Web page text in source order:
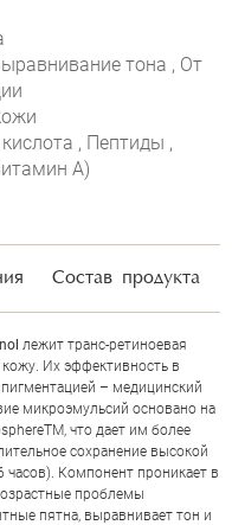
тона , От
, Пептиды ,
А)
Состав продукта
лежит транс-ретиноевая
Их эффективность в
– медицинский
микроэмульсий основано на
что дает им более
сохранение высокой
часов). Компонент проникает в
проблемы
пятна, выравнивает тон и